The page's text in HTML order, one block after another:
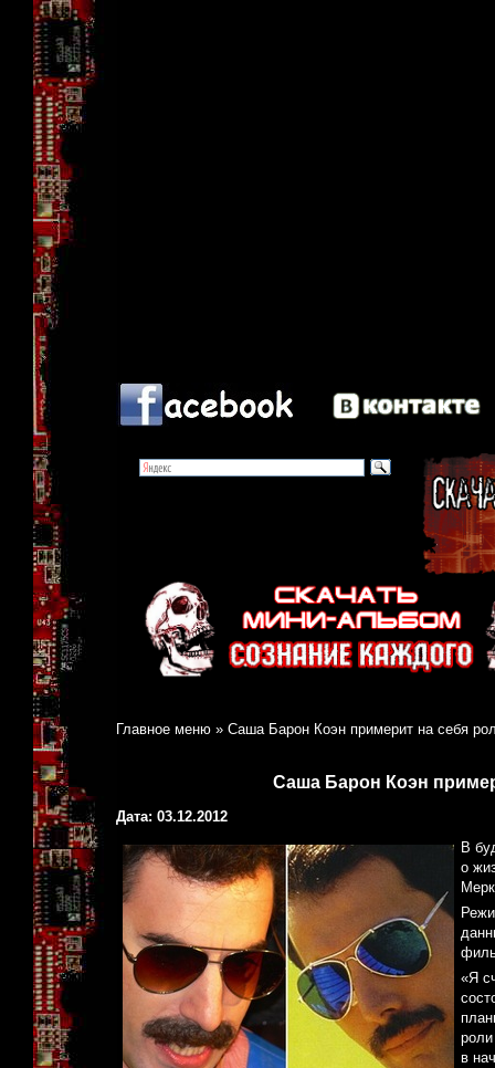
Главное меню » Саша Барон Коэн примерит на себя
Саша Барон Коэн
Дата: 03.12.2012
В
о
«Я
в